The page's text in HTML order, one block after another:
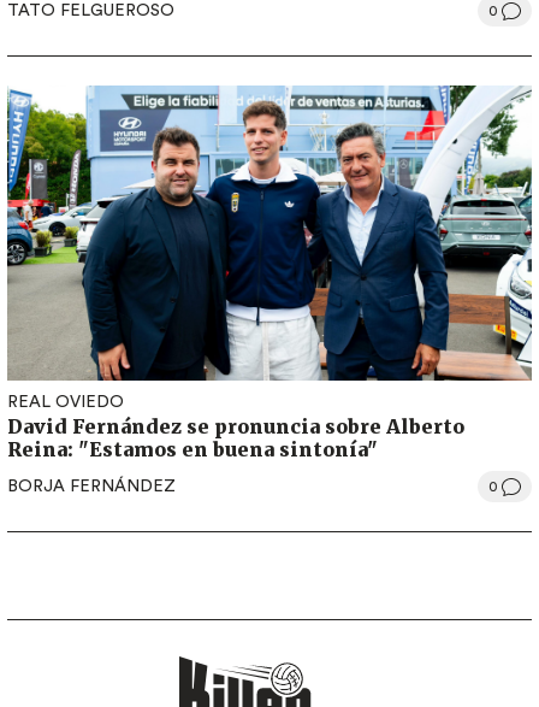
TATO FELGUEROSO 0
REAL OVIEDO
David Fernández se pronuncia sobre Alberto
Reina: "Estamos en buena sintonía"
BORJA FERNÁNDEZ 0